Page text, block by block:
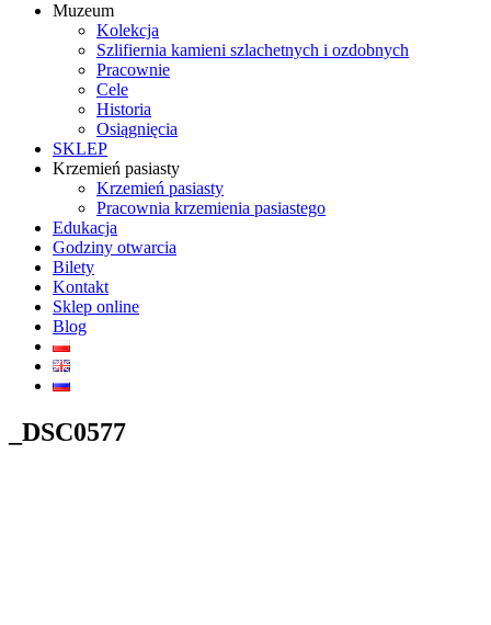
Muzeum
Kolekcja
Szlifiernia kamieni szlachetnych i ozdobnych
Pracownie
Cele
Historia
Osiągnięcia
SKLEP
Krzemień pasiasty
Krzemień pasiasty
Pracownia krzemienia pasiastego
Edukacja
Godziny otwarcia
Bilety
Kontakt
Sklep online
Blog
_DSC0577